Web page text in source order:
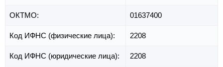
ОКТМО: 01637400
Код ИФНС (физические лица): 2208
Код ИФНС (юридические лица): 2208